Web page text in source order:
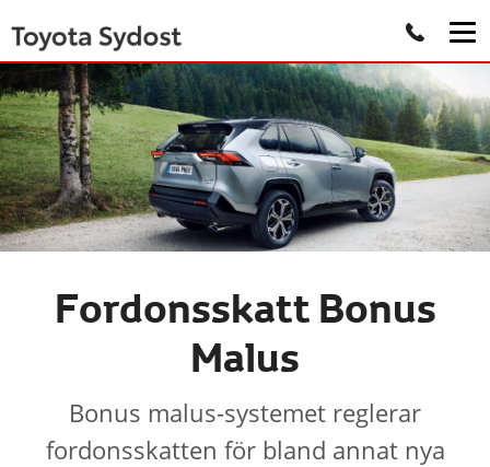
Fordonsskatt Bonus
Malus
Bonus malus-systemet reglerar
fordonsskatten för bland annat nya